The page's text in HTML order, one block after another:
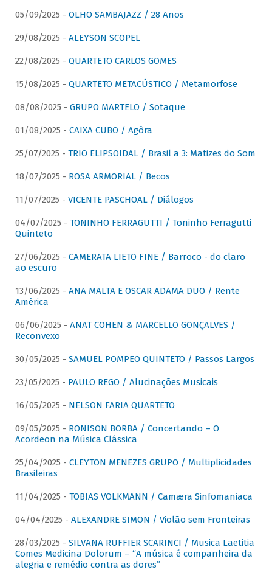
05/09/2025 - OLHO SAMBAJAZZ / 28 Anos
29/08/2025 - ALEYSON SCOPEL
22/08/2025 - QUARTETO CARLOS GOMES
15/08/2025 - QUARTETO METACÚSTICO / Metamorfose
08/08/2025 - GRUPO MARTELO / Sotaque
01/08/2025 - CAIXA CUBO / Agôra
25/07/2025 - TRIO ELIPSOIDAL / Brasil a 3: Matizes do Som
18/07/2025 - ROSA ARMORIAL / Becos
11/07/2025 - VICENTE PASCHOAL / Diálogos
04/07/2025 - TONINHO FERRAGUTTI / Toninho Ferragutti
Quinteto
27/06/2025 - CAMERATA LIETO FINE / Barroco - do claro
ao escuro
13/06/2025 - ANA MALTA E OSCAR ADAMA DUO / Rente
América
06/06/2025 - ANAT COHEN & MARCELLO GONÇALVES /
Reconvexo
30/05/2025 - SAMUEL POMPEO QUINTETO / Passos Largos
23/05/2025 - PAULO REGO / Alucinações Musicais
16/05/2025 - NELSON FARIA QUARTETO
09/05/2025 - RONISON BORBA / Concertando – O
Acordeon na Música Clássica
25/04/2025 - CLEYTON MENEZES GRUPO / Multiplicidades
Brasileiras
11/04/2025 - TOBIAS VOLKMANN / Camæra Sinfomaniaca
04/04/2025 - ALEXANDRE SIMON / Violão sem Fronteiras
28/03/2025 - SILVANA RUFFIER SCARINCI / Musica Laetitia
Comes Medicina Dolorum – “A música é companheira da
alegria e remédio contra as dores”